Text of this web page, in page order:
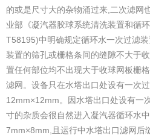
的或是尺寸大的杂物涌过来,二次滤网
业部《凝汽器胶球系统清洗装置和循
T58195)中明确规定循环水一次过滤
装置的筛孔或栅格条间的缝隙不大于
置任何部位均不出现大于收球网板栅
滤网。 设备只在水塔出口处设有一次
12mm×12mm。因水塔出口处设有一
寸的杂质会很自然进入凝汽器循环水
7mm×8mm,且运行中水塔出口滤网后